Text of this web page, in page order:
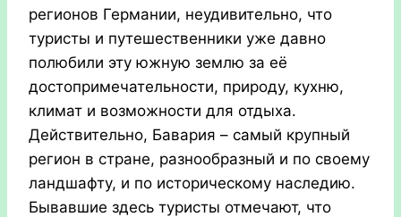
регионов Германии, неудивительно, что
туристы и путешественники уже давно
полюбили эту южную землю за её
достопримечательности, природу, кухню,
климат и возможности для отдыха.
Действительно, Бавария – самый крупный
регион в стране, разнообразный и по своему
ландшафту, и по историческому наследию.
Бывавшие здесь туристы отмечают, что